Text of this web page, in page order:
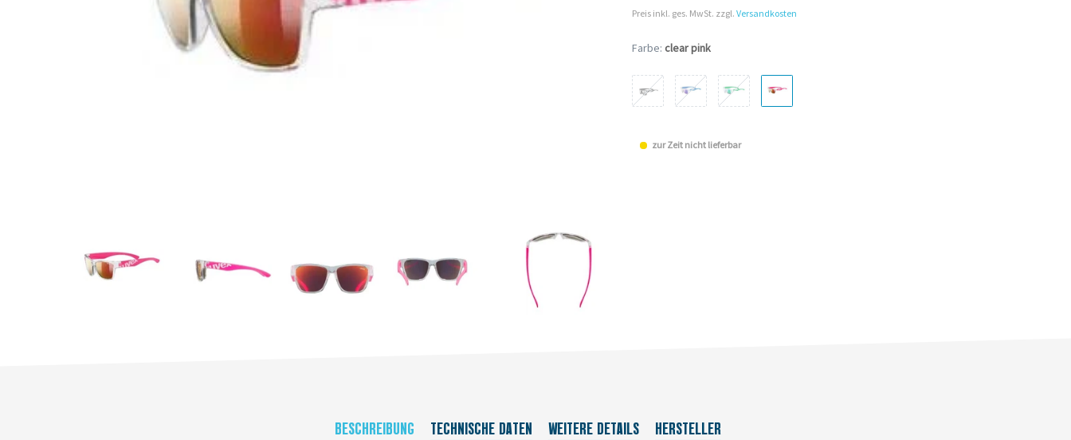
Preis inkl. ges. MwSt. zzgl. Versandkosten
Farbe: clear pink
zur Zeit nicht lieferbar
BESCHREIBUNG TECHNISCHE DATEN WEITERE DETAILS HERSTELLER